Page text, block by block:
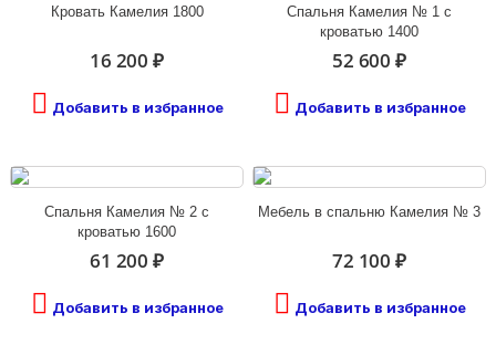
Кровать Камелия 1800
16 200 ₽
Добавить в избранное
Спальня Камелия № 1 с
кроватью 1400
52 600 ₽
Добавить в избранное
Спальня Камелия № 2 с
кроватью 1600
61 200 ₽
Добавить в избранное
Мебель в спальню Камелия № 3
72 100 ₽
Добавить в избранное